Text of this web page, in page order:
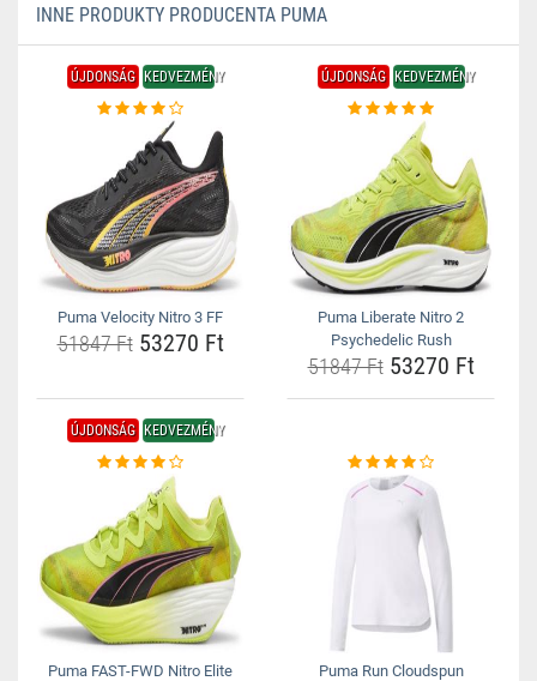
INNE PRODUKTY PRODUCENTA PUMA
ÚJDONSÁG KEDVEZMÉNY
Puma Velocity Nitro 3 FF
51847 Ft53270 Ft
ÚJDONSÁG KEDVEZMÉNY
Puma Liberate Nitro 2
Psychedelic Rush
51847 Ft53270 Ft
ÚJDONSÁG KEDVEZMÉNY
Puma FAST-FWD Nitro Elite
Puma Run Cloudspun